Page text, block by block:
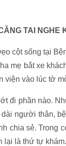
TAI NGHE
cột sống tại
mẹ bắt xe
viện vào lúc tờ
đi phần nào.
người thân,
chia sẻ. Trong
lại là thứ tự